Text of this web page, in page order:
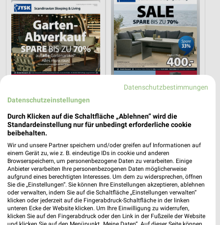
5,4 km
Gartenabverkauf
Gültig bis Sa. 15.08.
5,4 km
Gültig bis Sa. 15.08.
ROLLER kabs
Datenschutzbestimmungen
Datenschutzeinstellungen
Durch Klicken auf die Schaltfläche „Ablehnen“ wird die
Standardeinstellung nur für unbedingt erforderliche cookie
beibehalten.
Wir und unsere Partner speichern und/oder greifen auf Informationen auf
einem Gerät zu, wie z. B. eindeutige IDs in cookie und anderen
Browserspeichern, um personenbezogene Daten zu verarbeiten. Einige
Anbieter verarbeiten Ihre personenbezogenen Daten möglicherweise
aufgrund eines berechtigten Interesses. Um dem zu widersprechen, öffnen
Sie die „Einstellungen“. Sie können Ihre Einstellungen akzeptieren, ablehnen
oder verwalten, indem Sie auf die Schaltfläche „Einstellungen verwalten“
klicken oder jederzeit auf die Fingerabdruck-Schaltfläche in der linken
unteren Ecke der Website klicken. Um Ihre Einwilligung zu widerrufen,
klicken Sie auf den Fingerabdruck oder den Link in der Fußzeile der Website